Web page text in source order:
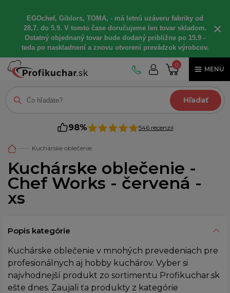
EGOchef, Giblors, TOMA, - má letnú uzáveru fabriky od
28.7. do 5.9. V tomto čase doručujeme len tovar skladom.
Ostatný objednaný tovar bude dodaný približne po 15.9 -
teda po naskladnení a znovu otvorení prevádzok výrobcov.
×
0
MENU
Hľadať
98% 546 recenzií
Kuchárske oblečenie
Kuchárske oblečenie -
Chef Works - červená -
xs
Popis kategórie
Kuchárske oblečenie v mnohých prevedeniach pre
profesionálnych aj hobby kuchárov. Vyber si
najvhodnejší produkt zo sortimentu Profikuchar.sk
ešte dnes. Zaujali ťa produkty z kategórie